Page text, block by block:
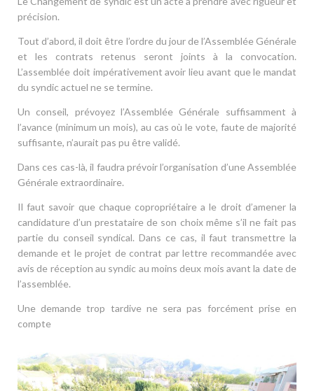
précision.
Tout d’abord, il doit être l’ordre du jour de l’Assemblée Générale
et les contrats retenus seront joints à la convocation.
L’assemblée doit impérativement avoir lieu avant que le mandat
du syndic actuel ne se termine.
Un conseil, prévoyez l’Assemblée Générale suffisamment à
l’avance (minimum un mois), au cas où le vote, faute de majorité
suffisante, n’aurait pas pu être validé.
Dans ces cas-là, il faudra prévoir l’organisation d’une Assemblée
Générale extraordinaire.
Il faut savoir que chaque copropriétaire a le droit d’amener la
candidature d’un prestataire de son choix même s’il ne fait pas
partie du conseil syndical. Dans ce cas, il faut transmettre la
demande et le projet de contrat par lettre recommandée avec
avis de réception au syndic au moins deux mois avant la date de
l’assemblée.
Une demande trop tardive ne sera pas forcément prise en
compte